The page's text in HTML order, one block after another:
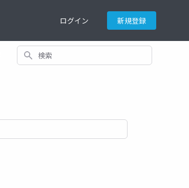
ログイン 新規登録
検索